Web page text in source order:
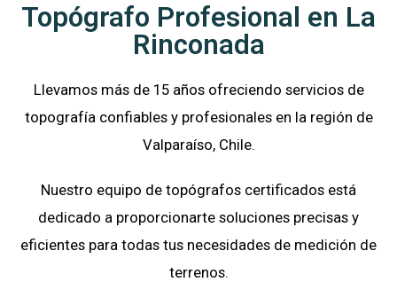
Topógrafo Profesional en La
Rinconada
Llevamos más de 15 años ofreciendo servicios de
topografía confiables y profesionales en la región de
Valparaíso, Chile.
Nuestro equipo de topógrafos certificados está
dedicado a proporcionarte soluciones precisas y
eficientes para todas tus necesidades de medición de
terrenos.